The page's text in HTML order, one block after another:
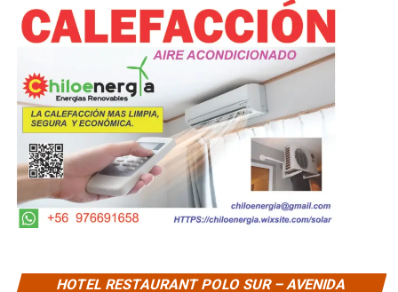
HOTEL RESTAURANT POLO SUR – AVENIDA